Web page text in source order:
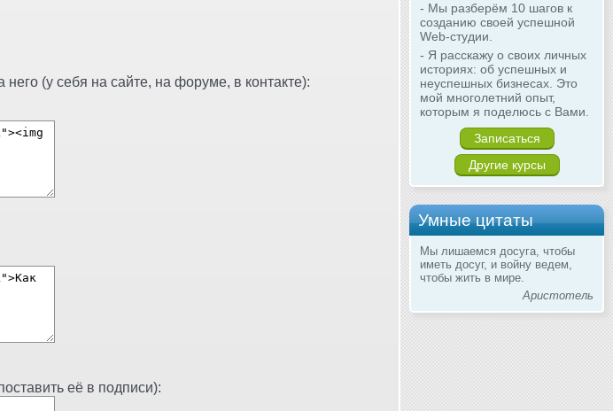
- Мы разберём 10 шагов к
созданию своей успешной
Web-студии.
- Я расскажу о своих личных
историях: об успешных и
неуспешных бизнесах. Это
мой многолетний опыт,
которым я поделюсь с Вами.
Записаться
Другие курсы
Умные цитаты
Мы лишаемся досуга, чтобы
иметь досуг, и войну ведем,
чтобы жить в мире.
Аристотель
(у себя на сайте, на форуме, в контакте):
её в подписи):